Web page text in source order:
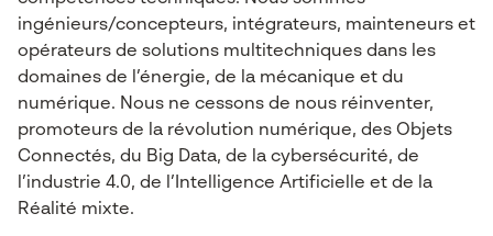
ingénieurs/concepteurs, intégrateurs, mainteneurs et
opérateurs de solutions multitechniques dans les
domaines de l’énergie, de la mécanique et du
numérique. Nous ne cessons de nous réinventer,
promoteurs de la révolution numérique, des Objets
Connectés, du Big Data, de la cybersécurité, de
l’industrie 4.0, de l’Intelligence Artificielle et de la
Réalité mixte.